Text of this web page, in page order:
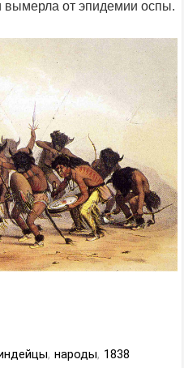
вымерла от эпидемии оспы.
, народы, 1838